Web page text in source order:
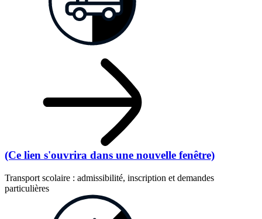
(Ce lien s'ouvrira dans une nouvelle fenêtre)
Transport scolaire : admissibilité, inscription et demandes
particulières